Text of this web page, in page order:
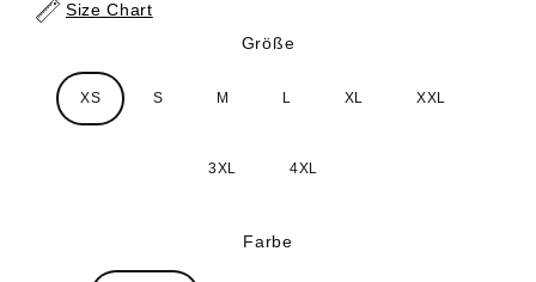
Size Chart
Größe
XS S M L XL XXL
3XL 4XL
Farbe